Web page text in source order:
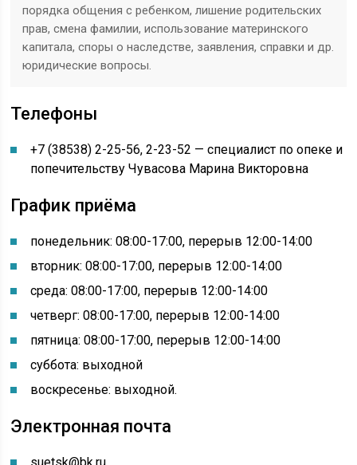
порядка общения с ребенком, лишение родительских
прав, смена фамилии, использование материнского
капитала, споры о наследстве, заявления, справки и др.
юридические вопросы.
Телефоны
+7 (38538) 2-25-56, 2-23-52 — специалист по опеке и
попечительству Чувасова Марина Викторовна
График приёма
понедельник: 08:00-17:00, перерыв 12:00-14:00
вторник: 08:00-17:00, перерыв 12:00-14:00
среда: 08:00-17:00, перерыв 12:00-14:00
четверг: 08:00-17:00, перерыв 12:00-14:00
пятница: 08:00-17:00, перерыв 12:00-14:00
суббота: выходной
воскресенье: выходной.
Электронная почта